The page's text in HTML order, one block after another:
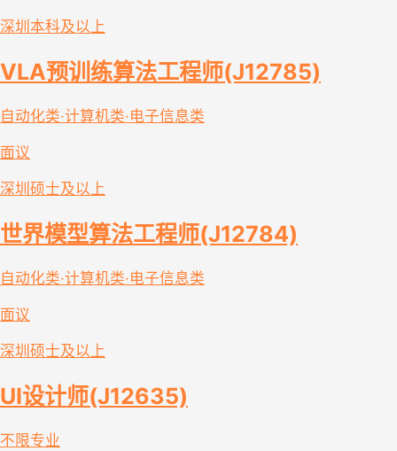
深圳 本科及以上
VLA预训练算法工程师(J12785)
自动化类·计算机类·电子信息类
面议
深圳 硕士及以上
世界模型算法工程师(J12784)
自动化类·计算机类·电子信息类
面议
深圳 硕士及以上
UI设计师(J12635)
不限专业